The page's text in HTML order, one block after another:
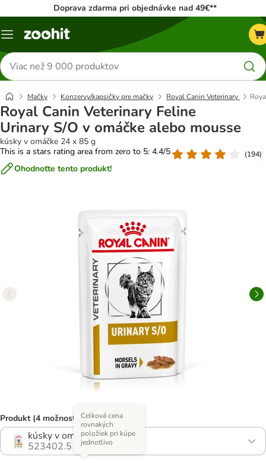
Doprava zdarma pri objednávke nad 49€**
Kategórie
Hľadať
produkty
Mačky Konzervy/kapsičky pre mačky Royal Canin Veterinary
Royal Canin Veterinary Feline
Urinary S/O v omáčke alebo mousse
kúsky v omáčke 24 x 85 g
This is a stars rating area from zero to 5: 4.4/5
(194)
Ohodnoťte tento produkt!
Produkt (4 možností)
kúsky v omáčke 24 x 85 g
523402.5
Celková cena
rovnakých
položiek pri kúpe
jednotlivo